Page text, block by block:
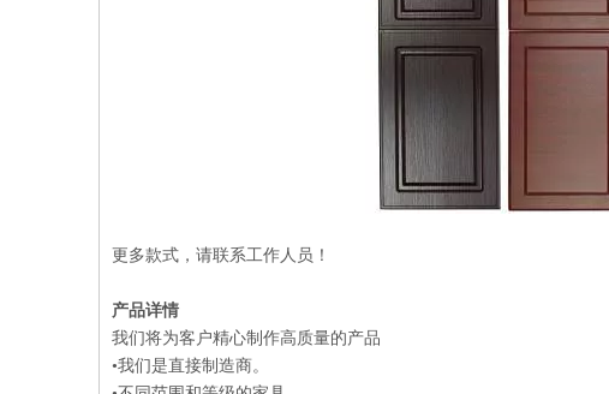
更多款式，请联系工作人员！
产品详情
我们将为客户精心制作高质量的产品
•我们是直接制造商。